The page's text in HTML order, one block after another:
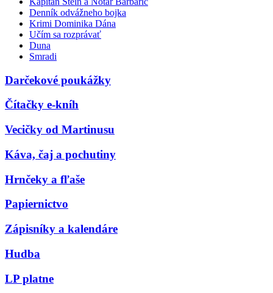
Denník odvážneho bojka
Krimi Dominika Dána
Učím sa rozprávať
Duna
Smradi
Darčekové poukážky
Čítačky e-kníh
Vecičky od Martinusu
Káva, čaj a pochutiny
Hrnčeky a fľaše
Papiernictvo
Zápisníky a kalendáre
Hudba
LP platne